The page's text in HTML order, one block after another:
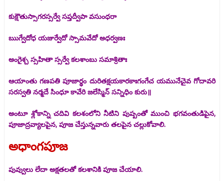
కుక్షౌతుస్సాగరస్సర్వే సప్తద్వీపా వసుంధరా
ఋగ్వేదోధ యజుర్వేదో స్సామవేదో అధర్వణః
అంగైశ్చ స్సహితా స్సర్వే కలశాంబు సమాశ్రితాః
ఆయాంతు గణపతి పూజార్థం దురితక్షయకారకాఃగంగేచ యమునేచైవ గోదావరి
సరస్వతి నర్మదే సింధూ కావేరి జలేస్మిన్ సన్నిధిం కురు॥
అంటూ శ్లోకాన్ని చదివి కలశంలోని నీటిని పుష్పంతో ముంచి భగవంతుడిపైన,
పూజాద్రవ్యాలపైన, పూజ చేస్తున్నవారు తలపైన చల్లుకోవాలి.
అధాంగపూజ
పువ్వులు లేదా అక్షతలతో కలశానికి పూజ చేయాలి.